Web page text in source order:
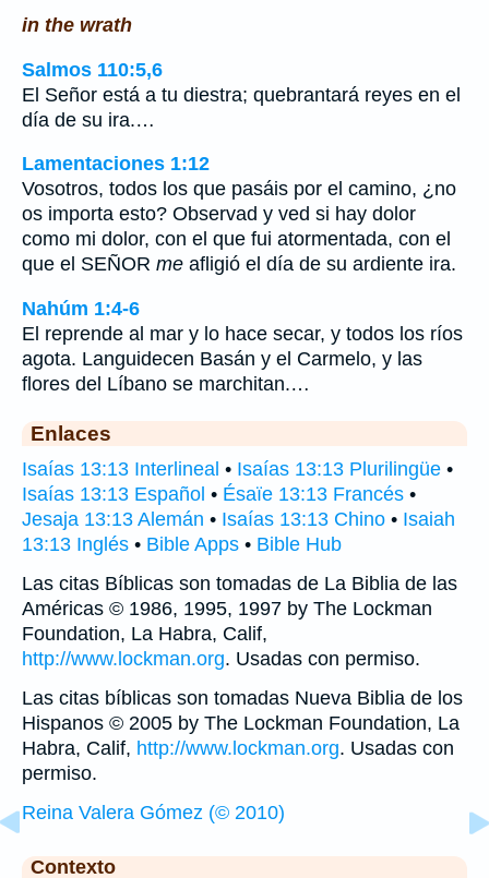
in the wrath
Salmos 110:5,6
El Señor está a tu diestra; quebrantará reyes en el
día de su ira.…
Lamentaciones 1:12
Vosotros, todos los que pasáis por el camino, ¿no
os importa esto? Observad y ved si hay dolor
como mi dolor, con el que fui atormentada, con el
que el SEÑOR me afligió el día de su ardiente ira.
Nahúm 1:4-6
El reprende al mar y lo hace secar, y todos los ríos
agota. Languidecen Basán y el Carmelo, y las
flores del Líbano se marchitan.…
Enlaces
Isaías 13:13 Interlineal • Isaías 13:13 Plurilingüe •
Isaías 13:13 Español • Ésaïe 13:13 Francés •
Jesaja 13:13 Alemán • Isaías 13:13 Chino • Isaiah
13:13 Inglés • Bible Apps • Bible Hub
Las citas Bíblicas son tomadas de La Biblia de las
Américas © 1986, 1995, 1997 by The Lockman
Foundation, La Habra, Calif,
http://www.lockman.org. Usadas con permiso.
Las citas bíblicas son tomadas Nueva Biblia de los
Hispanos © 2005 by The Lockman Foundation, La
Habra, Calif, http://www.lockman.org. Usadas con
permiso.
Reina Valera Gómez (© 2010)
Contexto